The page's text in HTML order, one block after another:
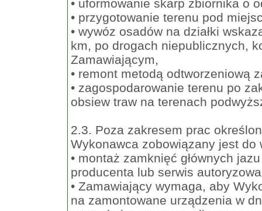
• uformowanie skarp zbiornika o
• przygotowanie terenu pod
• wywóz osadów na działki
km, po drogach niepublicznych,
Zamawiającym,
• remont metodą odtworzeniową
• zagospodarowanie terenu po
obsiew traw na terenach
2.3. Poza zakresem prac
Wykonawca zobowiązany jest
• montaż zamknięć głównych
producenta lub serwis
• Zamawiający wymaga, aby
na zamontowane urządzenia w